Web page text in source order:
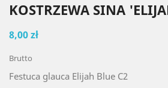
KOSTRZEWA SINA
8,00 zł
Brutto
Festuca glauca Elijah Blue C2